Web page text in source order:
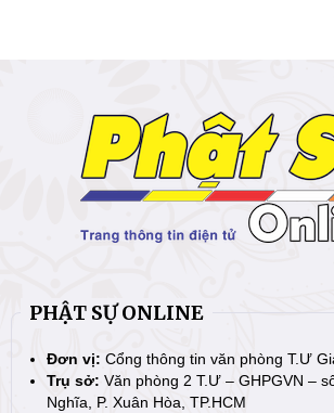
PHẬT SỰ ONLINE
Đơn vị: Cổng thông tin văn phòng T.Ư
Trụ sở: Văn phòng 2 T.Ư – GHPGVN –
Nghĩa, P. Xuân Hòa, TP.HCM